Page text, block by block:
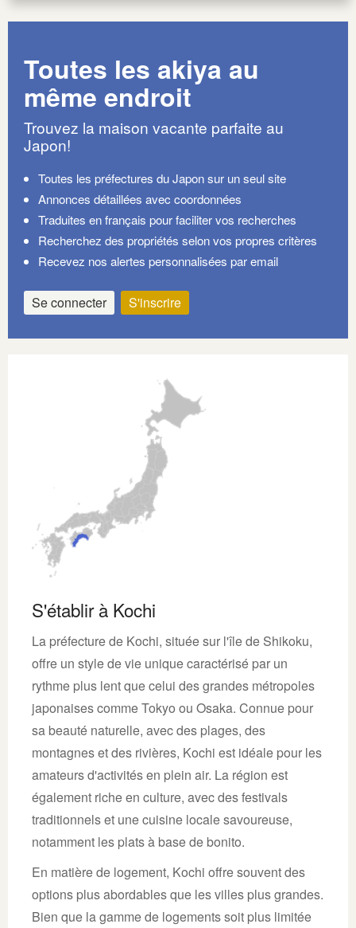
Toutes les akiya au
même endroit
Trouvez la maison vacante parfaite au
Japon!
Toutes les préfectures du Japon sur un seul site
Annonces détaillées avec coordonnées
Traduites en français pour faciliter vos recherches
Recherchez des propriétés selon vos propres critères
Recevez nos alertes personnalisées par email
Se connecter S'inscrire
S'établir à Kochi
La préfecture de Kochi, située sur l'île de Shikoku,
offre un style de vie unique caractérisé par un
rythme plus lent que celui des grandes métropoles
japonaises comme Tokyo ou Osaka. Connue pour
sa beauté naturelle, avec des plages, des
montagnes et des rivières, Kochi est idéale pour les
amateurs d'activités en plein air. La région est
également riche en culture, avec des festivals
traditionnels et une cuisine locale savoureuse,
notamment les plats à base de bonito.
En matière de logement, Kochi offre souvent des
options plus abordables que les villes plus grandes.
Bien que la gamme de logements soit plus limitée